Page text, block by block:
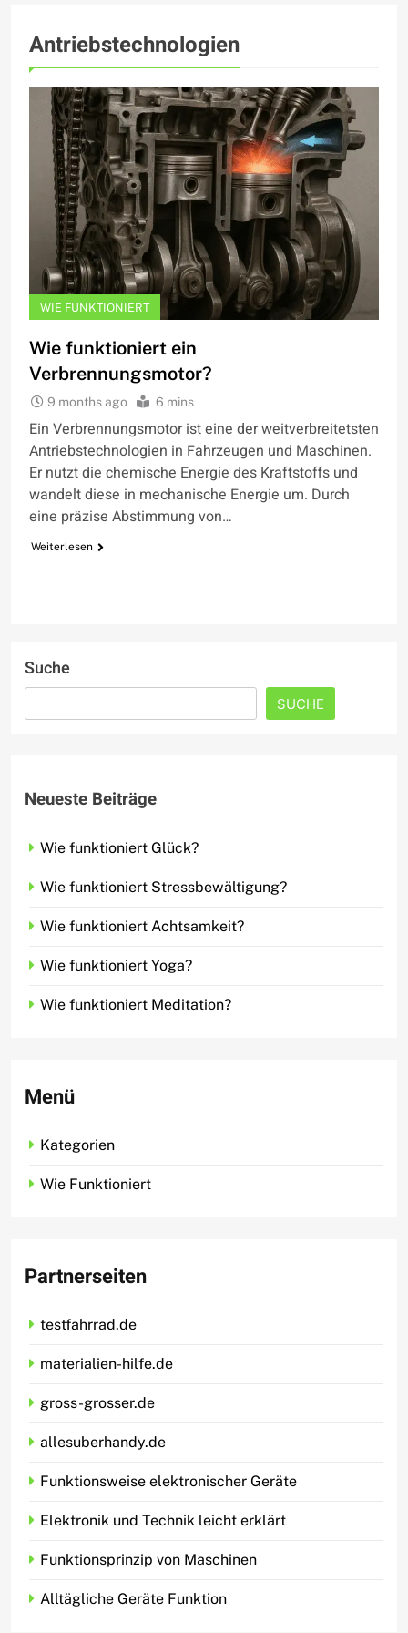
Antriebstechnologien
WIE FUNKTIONIERT
Wie funktioniert ein
Verbrennungsmotor?
9 months ago 6 mins
Ein Verbrennungsmotor ist eine der weitverbreitetsten
Antriebstechnologien in Fahrzeugen und Maschinen.
Er nutzt die chemische Energie des Kraftstoffs und
wandelt diese in mechanische Energie um. Durch
eine präzise Abstimmung von…
Weiterlesen
Suche
SUCHE
Neueste Beiträge
Wie funktioniert Glück?
Wie funktioniert Stressbewältigung?
Wie funktioniert Achtsamkeit?
Wie funktioniert Yoga?
Wie funktioniert Meditation?
Menü
Kategorien
Wie Funktioniert
Partnerseiten
testfahrrad.de
materialien-hilfe.de
gross-grosser.de
allesuberhandy.de
Funktionsweise elektronischer Geräte
Elektronik und Technik leicht erklärt
Funktionsprinzip von Maschinen
Alltägliche Geräte Funktion